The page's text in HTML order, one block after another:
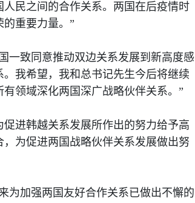
民之间的合作关系。两国在后疫情时
重要力量。”
一致同意推动双边关系发展到新高度感
我希望，我和总书记先生今后将继续
领域深化两国深广战略伙伴关系。”
进韩越关系发展所作出的努力给予高
为促进两国战略伙伴关系发展做出努
为加强两国友好合作关系已做出不懈的